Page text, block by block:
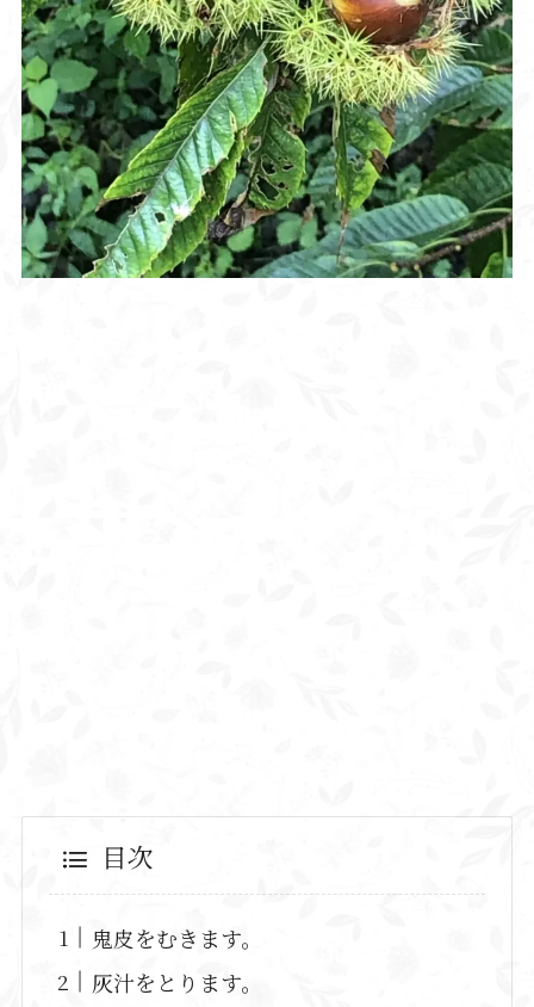
目次
鬼皮をむきます。
灰汁をとります。